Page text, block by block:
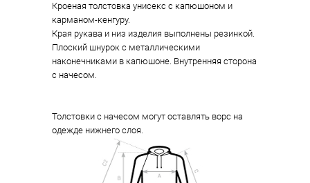
Кроеная толстовка унисекс с капюшоном и
карманом-кенгуру.
Края рукава и низ изделия выполнены резинкой.
Плоский шнурок с металлическими
наконечниками в капюшоне. Внутренняя сторона
с начесом.
Толстовки с начесом могут оставлять ворс на
одежде нижнего слоя.